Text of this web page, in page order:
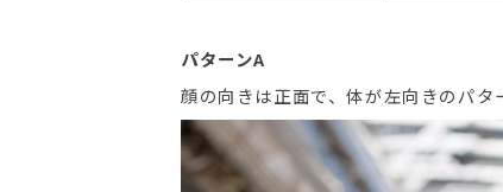
パターンA
顔の向きは正面で、体が左向きのパタ